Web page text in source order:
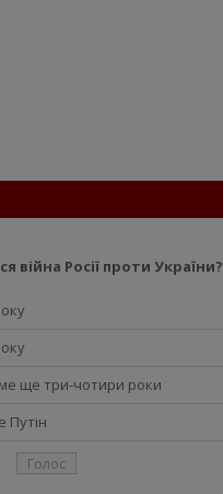
війна Росії проти України?
ще три-чотири роки
Путін